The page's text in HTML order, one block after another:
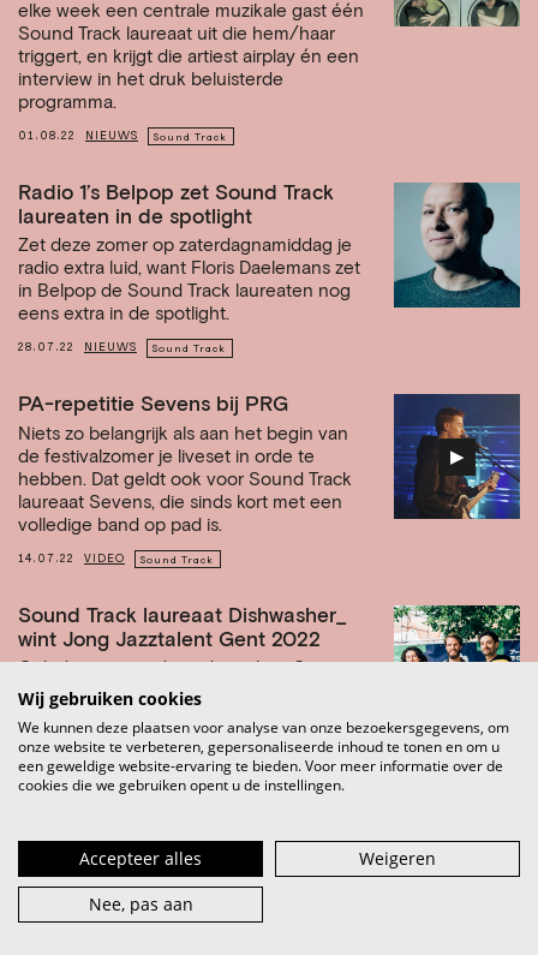
elke week een centrale muzikale gast één
Sound Track laureaat uit die hem/haar
triggert, en krijgt die artiest airplay én een
interview in het druk beluisterde
programma.
01.08.22 NIEUWS Sound Track
Radio 1’s Belpop zet Sound Track
laureaten in de spotlight
Zet deze zomer op zaterdagnamiddag je
radio extra luid, want Floris Daelemans zet
in Belpop de Sound Track laureaten nog
eens extra in de spotlight.
28.07.22 NIEUWS Sound Track
▶︎
PA-repetitie Sevens bij PRG
Niets zo belangrijk als aan het begin van
de festivalzomer je liveset in orde te
hebben. Dat geldt ook voor Sound Track
laureaat Sevens, die sinds kort met een
volledige band op pad is.
14.07.22 VIDEO Sound Track
Sound Track laureaat Dishwasher_
wint Jong Jazztalent Gent 2022
ons platform op zoek naar opkomend
talent. Dishwasher_ mag sinds gisteren
deze prestigieuze titel dragen, en wint zo
een plek op Gent Jazz 2023 én 10.000
euro.
Een festivalzomer vol Sound Track
laureaten
De zomer is in het land, en daarmee zijn
Wij gebruiken cookies
We kunnen deze plaatsen voor analyse van onze bezoekersgegevens, om
onze website te verbeteren, gepersonaliseerde inhoud te tonen en om u
een geweldige website-ervaring te bieden. Voor meer informatie over de
cookies die we gebruiken opent u de instellingen.
Accepteer alles
Weigeren
Nee, pas aan